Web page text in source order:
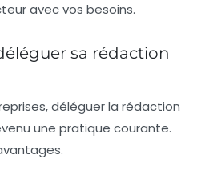
avec vos besoins.
sa rédaction
déléguer la rédaction
une pratique courante.